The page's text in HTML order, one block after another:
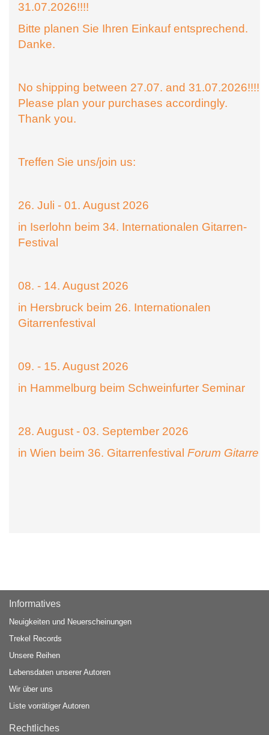
31.07.2026!!!!
Bitte planen Sie Ihren Einkauf entsprechend.
Danke.
No shipping between 27.07. and 31.07.2026!!!!
Please plan your purchases accordingly.
Thank you.
Treffen Sie uns/join us:
26. Juli - 01. August 2026
in Iserlohn beim 34. Internationalen Gitarren-
Festival
08. - 14. August 2026
in Hersbruck beim 26. Internationalen
Gitarrenfestival
09. - 15. August 2026
in Hammelburg beim Schweinfurter Seminar
28. August - 03. September 2026
in Wien beim 36. Gitarrenfestival Forum Gitarre
Informatives
Neuigkeiten und Neuerscheinungen
Trekel Records
Unsere Reihen
Lebensdaten unserer Autoren
Wir über uns
Liste vorrätiger Autoren
Rechtliches